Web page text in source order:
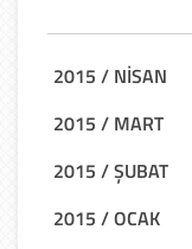
2015 / NİSAN
2015 / MART
2015 / ŞUBAT
2015 / OCAK